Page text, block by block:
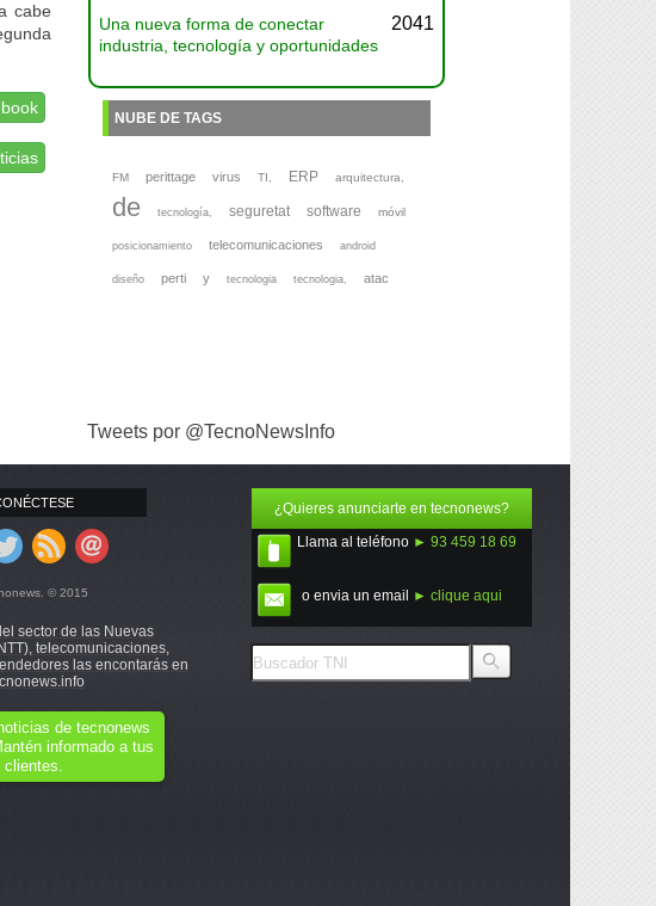
cabe
Una nueva forma de conectar
industria, tecnología y oportunidades
2041
NUBE DE TAGS
FM perittage virus TI, ERP arquitectura,
de tecnología, seguretat software móvil
posicionamiento telecomunicaciones android
diseño perti y tecnologia tecnologia, atac
Tweets por @TecnoNewsInfo
© 2015
sector de las Nuevas
telecomunicaciones,
las encontarás en
de tecnonews
informado a tus
clientes.
¿Quieres anunciarte en tecnonews?
Llama al teléfono ► 93 459 18 69
o envia un email ► clique aqui